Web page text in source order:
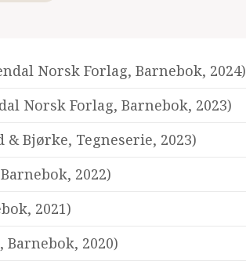
Norsk Forlag, Barnebok, 2024)
Norsk Forlag, Barnebok, 2023)
& Bjørke, Tegneserie, 2023)
2022)
2021)
Barnebok, 2020)